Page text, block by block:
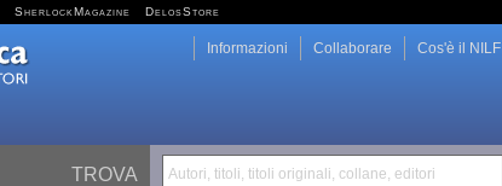
SherlockMagazine DelosStore
TROVA Autori, titoli, titoli originali, collane, editori
Cos'è il NILF
Collaborare
Informazioni